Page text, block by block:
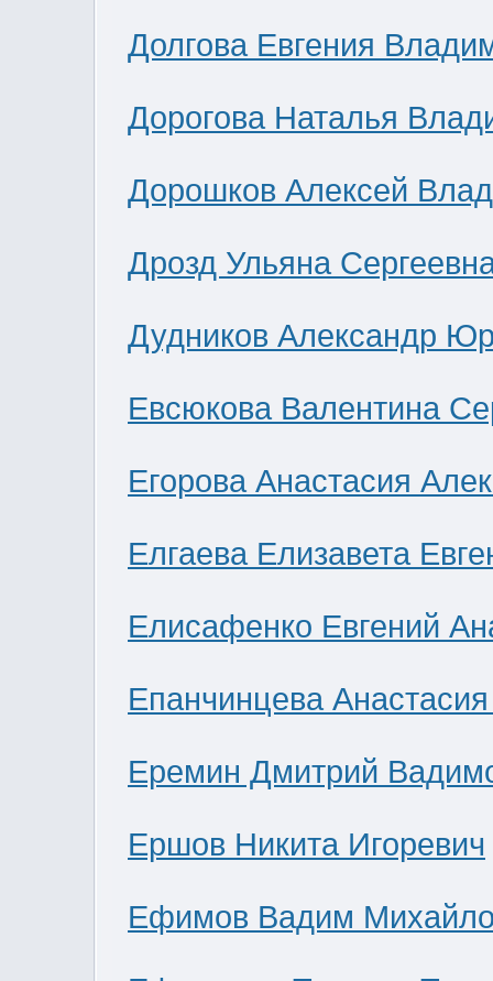
Долгова Евгения
Дорогова Наталья
Дорошков Алексей
Дрозд Ульяна
Дудников Александр
Евсюкова Валентина
Егорова Анастасия
Елгаева Елизавета
Елисафенко Евгений
Епанчинцева
Еремин Дмитрий
Ершов Никита Игоревич
Ефимов Вадим